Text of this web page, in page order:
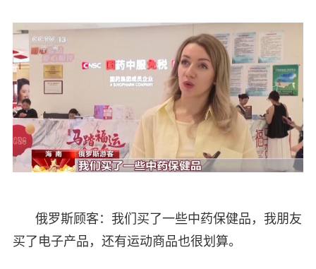
俄罗斯顾客：我们买了一些中药保健品，我朋友
买了电子产品，还有运动商品也很划算。